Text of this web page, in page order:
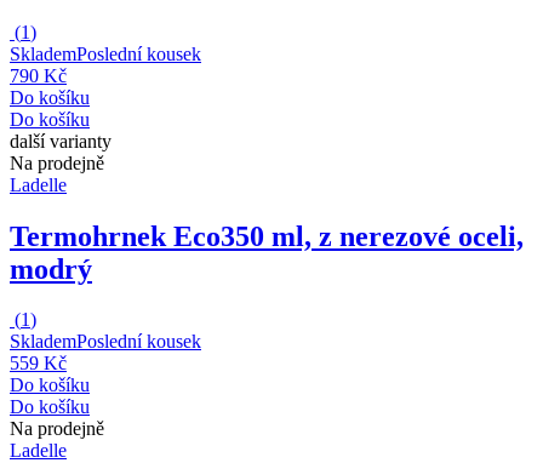
(1)
SklademPoslední kousek
790 Kč
Do košíku
Do košíku
další varianty
Na prodejně
Ladelle
Termohrnek Eco350 ml, z nerezové oceli,
modrý
(1)
SklademPoslední kousek
559 Kč
Do košíku
Do košíku
Na prodejně
Ladelle